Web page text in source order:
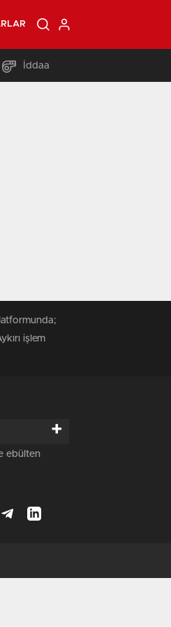
İddaa
işlem
+
ebülten